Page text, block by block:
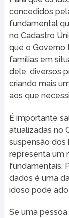
concedidos
fundamental
no Cadastro
que o Governo
famílias em
dele, diversos
criando mais
aos que
É importante
atualizadas no
suspensão dos
representa um
fundamentais.
dados é uma
idoso pode
Se uma